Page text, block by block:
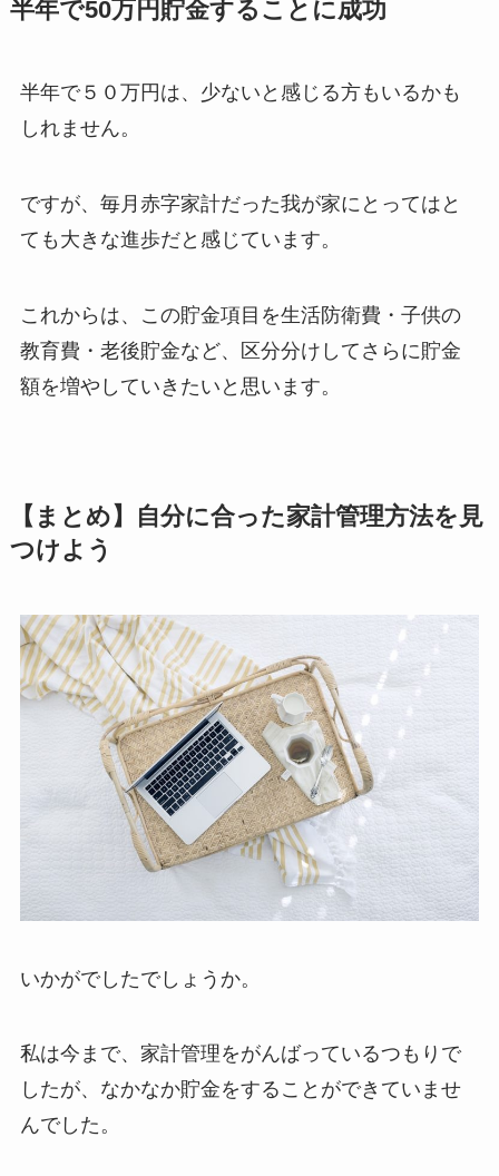
半年で50万円貯金することに成功
半年で５０万円は、少ないと感じる方もいるかも
しれません。
ですが、毎月赤字家計だった我が家にとってはと
ても大きな進歩だと感じています。
これからは、この貯金項目を生活防衛費・子供の
教育費・老後貯金など、区分分けしてさらに貯金
額を増やしていきたいと思います。
【まとめ】自分に合った家計管理方法を見
つけよう
いかがでしたでしょうか。
私は今まで、家計管理をがんばっているつもりで
したが、なかなか貯金をすることができていませ
んでした。